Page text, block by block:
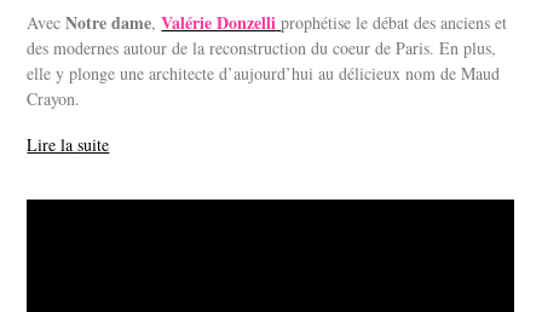
AvecNotre dame,Valérie Donzelli prophétise le débat des anciens et
des modernes autour de la reconstruction du coeur de Paris. En plus,
elle y plonge une architecte d’aujourd’hui au délicieux nom de Maud
Crayon.
Lire la suite